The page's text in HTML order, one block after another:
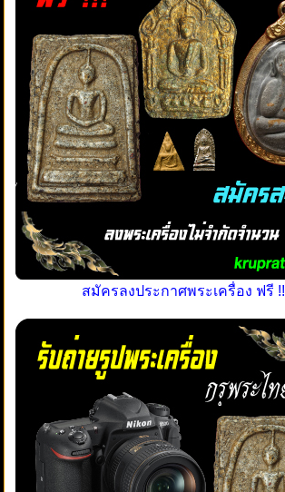
สมัครลงประกาศพระเครื่อง ฟรี !!